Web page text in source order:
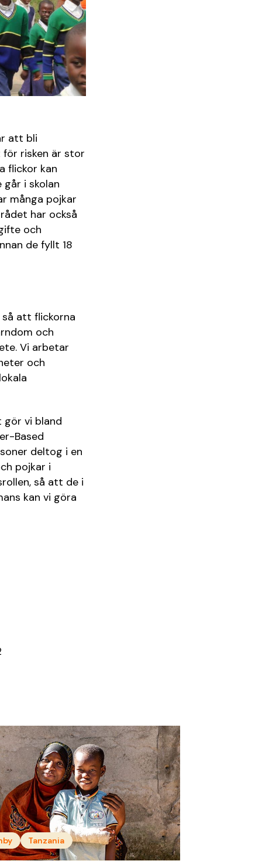
att bli
för risken är stor
flickor kan
i skolan
många pojkar
har också
och
de fyllt 18
att flickorna
och
Vi arbetar
och
gör vi bland
Based
deltog i en
pojkar i
så att de i
kan vi göra
Tanzania